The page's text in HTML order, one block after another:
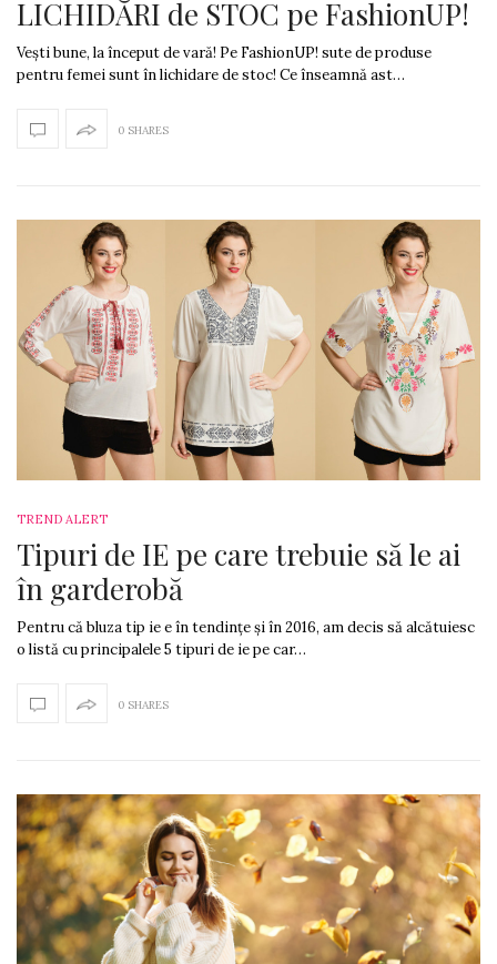
LICHIDĂRI de STOC pe FashionUP!
Vești bune, la început de vară! Pe FashionUP! sute de produse
pentru femei sunt în lichidare de stoc! Ce înseamnă ast…
0 SHARES
TREND ALERT
Tipuri de IE pe care trebuie să le ai
în garderobă
Pentru că bluza tip ie e în tendințe și în 2016, am decis să alcătuiesc
o listă cu principalele 5 tipuri de ie pe car…
0 SHARES